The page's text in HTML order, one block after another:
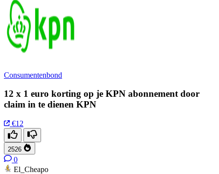
Consumentenbond
12 x 1 euro korting op je KPN abonnement door
claim in te dienen KPN
€12
2526
0
El_Cheapo